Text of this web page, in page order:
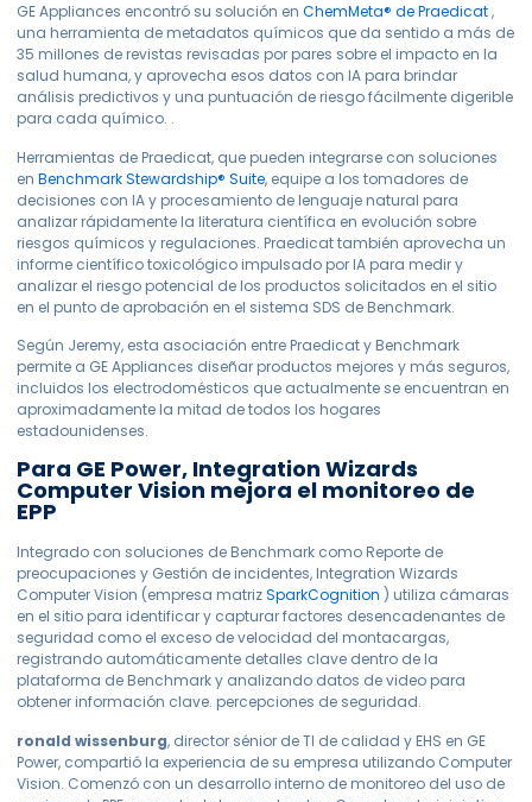
GE Appliances encontró su solución en ChemMeta® de Praedicat ,
una herramienta de metadatos químicos que da sentido a más de
35 millones de revistas revisadas por pares sobre el impacto en la
salud humana, y aprovecha esos datos con IA para brindar
análisis predictivos y una puntuación de riesgo fácilmente digerible
para cada químico. .
Herramientas de Praedicat, que pueden integrarse con soluciones
en Benchmark Stewardship® Suite, equipe a los tomadores de
decisiones con IA y procesamiento de lenguaje natural para
analizar rápidamente la literatura científica en evolución sobre
riesgos químicos y regulaciones. Praedicat también aprovecha un
informe científico toxicológico impulsado por IA para medir y
analizar el riesgo potencial de los productos solicitados en el sitio
en el punto de aprobación en el sistema SDS de Benchmark.
Según Jeremy, esta asociación entre Praedicat y Benchmark
permite a GE Appliances diseñar productos mejores y más seguros,
incluidos los electrodomésticos que actualmente se encuentran en
aproximadamente la mitad de todos los hogares
estadounidenses.
Para GE Power, Integration Wizards
Computer Vision mejora el monitoreo de
EPP
Integrado con soluciones de Benchmark como Reporte de
preocupaciones y Gestión de incidentes, Integration Wizards
Computer Vision (empresa matriz SparkCognition ) utiliza cámaras
en el sitio para identificar y capturar factores desencadenantes de
seguridad como el exceso de velocidad del montacargas,
registrando automáticamente detalles clave dentro de la
plataforma de Benchmark y analizando datos de video para
obtener información clave. percepciones de seguridad.
ronald wissenburg, director sénior de TI de calidad y EHS en GE
Power, compartió la experiencia de su empresa utilizando Computer
Vision. Comenzó con un desarrollo interno de monitoreo del uso de